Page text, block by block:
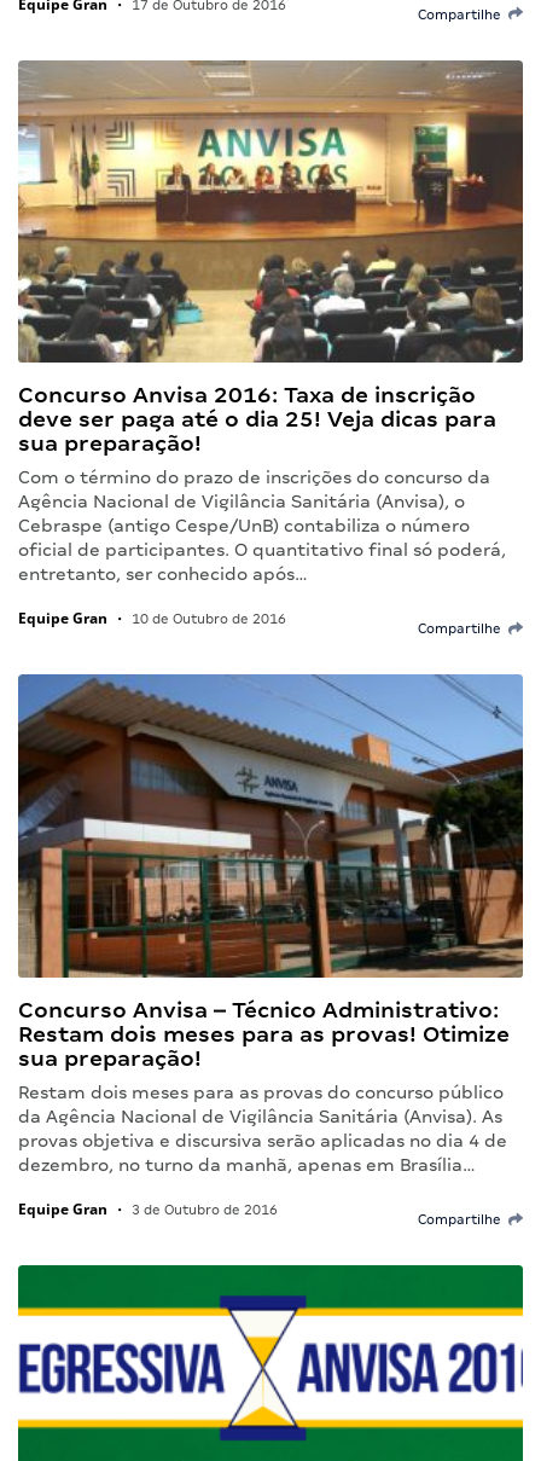
• 17 de Outubro de 2016
Compartilhe
Concurso Anvisa 2016: Taxa de inscrição
deve ser paga até o dia 25! Veja dicas para
sua preparação!
Com o término do prazo de inscrições do concurso da
Agência Nacional de Vigilância Sanitária (Anvisa), o
Cebraspe (antigo Cespe/UnB) contabiliza o número
oficial de participantes. O quantitativo final só poderá,
entretanto, ser conhecido após…
Equipe Gran • 10 de Outubro de 2016
Compartilhe
Concurso Anvisa – Técnico Administrativo:
Restam dois meses para as provas! Otimize
sua preparação!
Restam dois meses para as provas do concurso público
da Agência Nacional de Vigilância Sanitária (Anvisa). As
provas objetiva e discursiva serão aplicadas no dia 4 de
dezembro, no turno da manhã, apenas em Brasília…
Equipe Gran • 3 de Outubro de 2016
Compartilhe